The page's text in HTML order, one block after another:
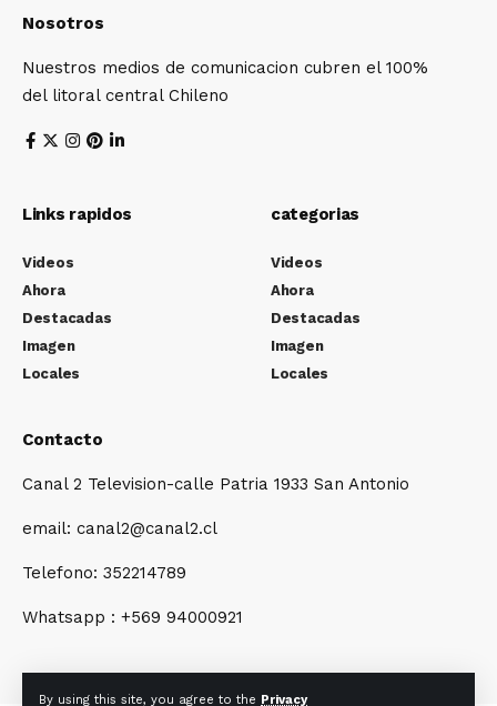
By using this site, you agree to the Privacy
Nosotros
Nuestros medios de comunicacion cubren el 100%
del litoral central Chileno
Links rapidos
Videos
Ahora
Destacadas
Imagen
Locales
categorias
Videos
Ahora
Destacadas
Imagen
Locales
Contacto
Canal 2 Television-calle Patria 1933 San Antonio
email: canal2@canal2.cl
Telefono: 352214789
Whatsapp : +569 94000921